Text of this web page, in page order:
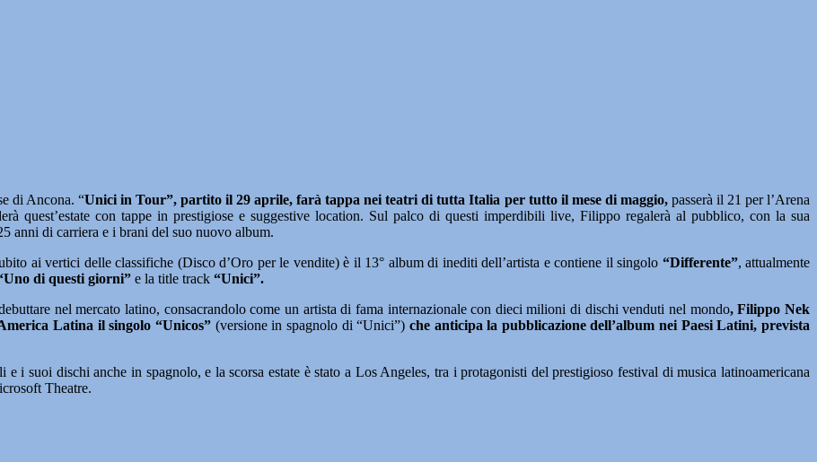
di Ancona. “Unici in Tour”, partito il 29 aprile, farà tappa nei teatri di tutta Italia per tutto il mese di maggio,passerà il 21 per l’Arena
quest’estate con tappe in prestigiose e suggestive location. Sul palco di questi imperdibili live, Filippo regalerà al pubblico, con la sua
anni di carriera e i brani del suo nuovo album.
ai vertici delle classifiche (Disco d’Oro per le vendite) è il 13° album di inediti dell’artista e contiene il singolo “Differente”, attualmente
di questi giorni” e la title track “Unici”.
nel mercato latino, consacrandolo come un artista di fama internazionale con dieci milioni di dischi venduti nel mondo, Filippo Nek
Latina il singolo “Unicos” (versione in spagnolo di “Unici”) che anticipa la pubblicazione dell’album nei Paesi Latini, prevista
i suoi dischi anche in spagnolo, e la scorsa estate è stato a Los Angeles, tra i protagonisti del prestigioso festival di musica latinoamericana
Theatre.